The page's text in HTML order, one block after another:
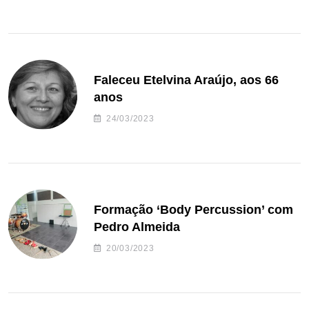
Faleceu Etelvina Araújo, aos 66
anos
24/03/2023
Formação ‘Body Percussion’ com
Pedro Almeida
20/03/2023